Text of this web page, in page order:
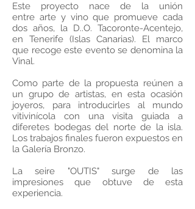
Este proyecto nace de la unión
entre arte y vino que promueve cada
dos años, la D..O. Tacoronte-Acentejo,
en Tenerife (Islas Canarias). El marco
que recoge este evento se denomina la
Vinal.
Como parte de la propuesta reúnen a
un grupo de artistas, en esta ocasión
joyeros, para introducirles al mundo
vitivinícola con una visita guiada a
diferetes bodegas del norte de la isla.
Los trabajos finales fueron expuestos en
la Galería Bronzo.
La seire "OUTIS" surge de las
impresiones que obtuve de esta
experiencia.